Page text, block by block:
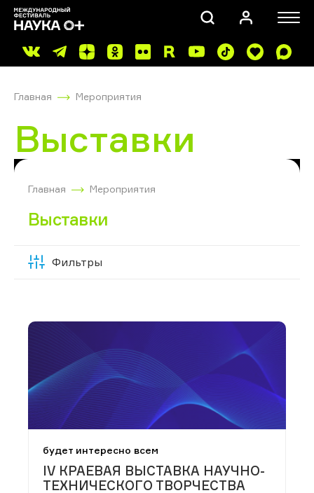
Главная Мероприятия
Выставки
Главная Мероприятия
Выставки
Фильтры
будет интересно всем
IV КРАЕВАЯ ВЫСТАВКА НАУЧНО-
ТЕХНИЧЕСКОГО ТВОРЧЕСТВА